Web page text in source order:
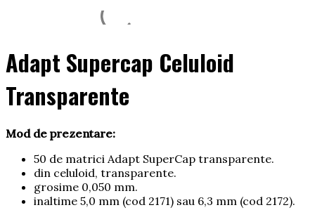
Adapt Supercap Celuloid
Transparente
Mod de prezentare:
50 de matrici Adapt SuperCap transparente.
din celuloid, transparente.
grosime 0,050 mm.
inaltime 5,0 mm (cod 2171) sau 6,3 mm (cod 2172).